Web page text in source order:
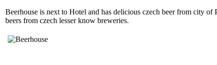
Beerhouse is next to Hotel and has delicious czech beer from city
beers from czech lesser know breweries.